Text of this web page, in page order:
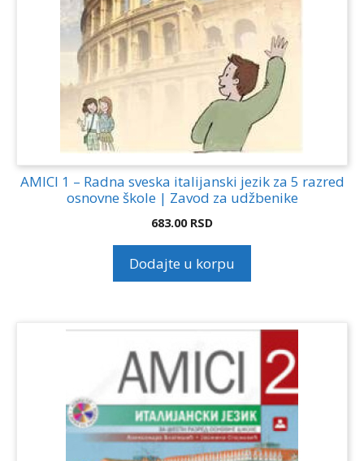
AMICI 1 – Radna sveska italijanski jezik za 5 razred
osnovne škole | Zavod za udžbenike
683.00 RSD
Dodajte u korpu